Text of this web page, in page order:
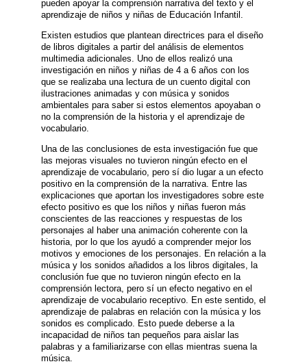
pueden apoyar la comprensión narrativa del texto y el
aprendizaje de niños y niñas de Educación Infantil.
Existen estudios que plantean directrices para el diseño
de libros digitales a partir del análisis de elementos
multimedia adicionales. Uno de ellos realizó una
investigación en niños y niñas de 4 a 6 años con los
que se realizaba una lectura de un cuento digital con
ilustraciones animadas y con música y sonidos
ambientales para saber si estos elementos apoyaban o
no la comprensión de la historia y el aprendizaje de
vocabulario.
Una de las conclusiones de esta investigación fue que
las mejoras visuales no tuvieron ningún efecto en el
aprendizaje de vocabulario, pero sí dio lugar a un efecto
positivo en la comprensión de la narrativa. Entre las
explicaciones que aportan los investigadores sobre este
efecto positivo es que los niños y niñas fueron más
conscientes de las reacciones y respuestas de los
personajes al haber una animación coherente con la
historia, por lo que los ayudó a comprender mejor los
motivos y emociones de los personajes. En relación a la
música y los sonidos añadidos a los libros digitales, la
conclusión fue que no tuvieron ningún efecto en la
comprensión lectora, pero sí un efecto negativo en el
aprendizaje de vocabulario receptivo. En este sentido, el
aprendizaje de palabras en relación con la música y los
sonidos es complicado. Esto puede deberse a la
incapacidad de niños tan pequeños para aislar las
palabras y a familiarizarse con ellas mientras suena la
música.